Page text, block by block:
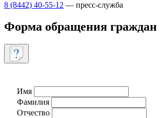
8 (8442) 40-55-12 — пресс-служба
Форма обращения граждан
Имя
Фамилия
Отчество